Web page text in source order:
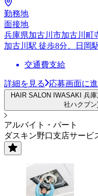
勤務地
面接地
兵庫県加古川市加古川町
加古川駅 徒歩8分、日岡
交通費支給
詳細を見る 応募画面に
HAIR SALON IWASAKI 兵
社ハクブ
アルバイト・パート
ダスキン野口支店サービ